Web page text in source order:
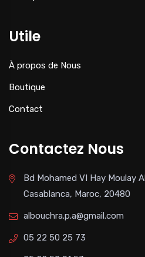
Utile
À propos de Nous
Boutique
Contact
Contactez Nous
Bd Mohamed VI Hay Moulay
Casablanca, Maroc, 20480
albouchra.p.a@gmail.com
05 22 50 25 73